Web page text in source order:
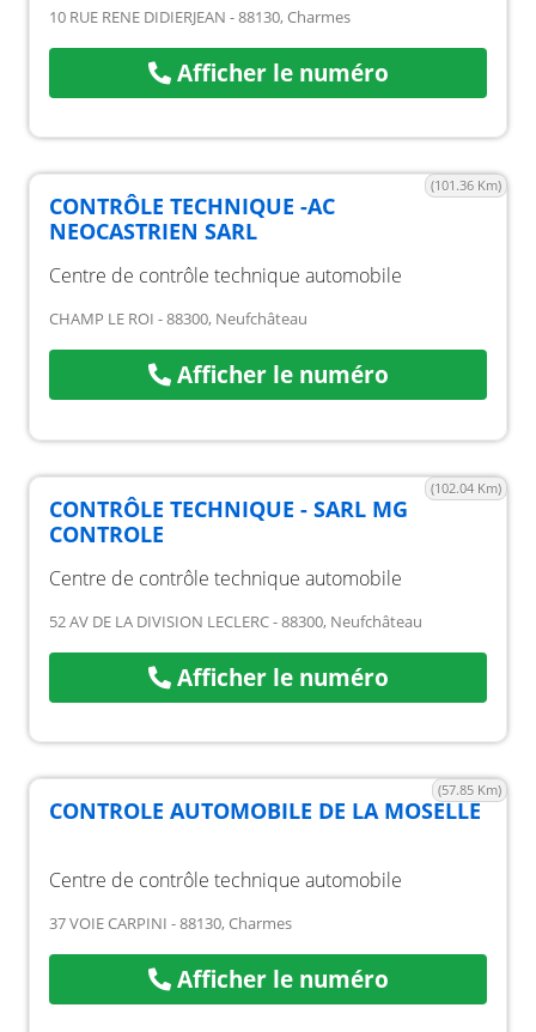
10 RUE RENE DIDIERJEAN - 88130, Charmes
Afficher le numéro
(101.36 Km)
CONTRÔLE TECHNIQUE -AC
NEOCASTRIEN SARL
Centre de contrôle technique automobile
CHAMP LE ROI - 88300, Neufchâteau
Afficher le numéro
(102.04 Km)
CONTRÔLE TECHNIQUE - SARL MG
CONTROLE
Centre de contrôle technique automobile
52 AV DE LA DIVISION LECLERC - 88300, Neufchâteau
Afficher le numéro
(57.85 Km)
CONTROLE AUTOMOBILE DE LA MOSELLE
Centre de contrôle technique automobile
37 VOIE CARPINI - 88130, Charmes
Afficher le numéro